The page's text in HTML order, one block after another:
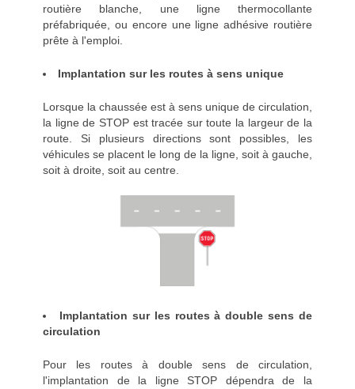
routière blanche, une ligne thermocollante
préfabriquée, ou encore une ligne adhésive routière
prête à l'emploi.
Implantation sur les routes à sens unique
Lorsque la chaussée est à sens unique de circulation,
la ligne de STOP est tracée sur toute la largeur de la
route. Si plusieurs directions sont possibles, les
véhicules se placent le long de la ligne, soit à gauche,
soit à droite, soit au centre.
Implantation sur les routes à double sens de
circulation
Pour les routes à double sens de circulation,
l'implantation de la ligne STOP dépendra de la